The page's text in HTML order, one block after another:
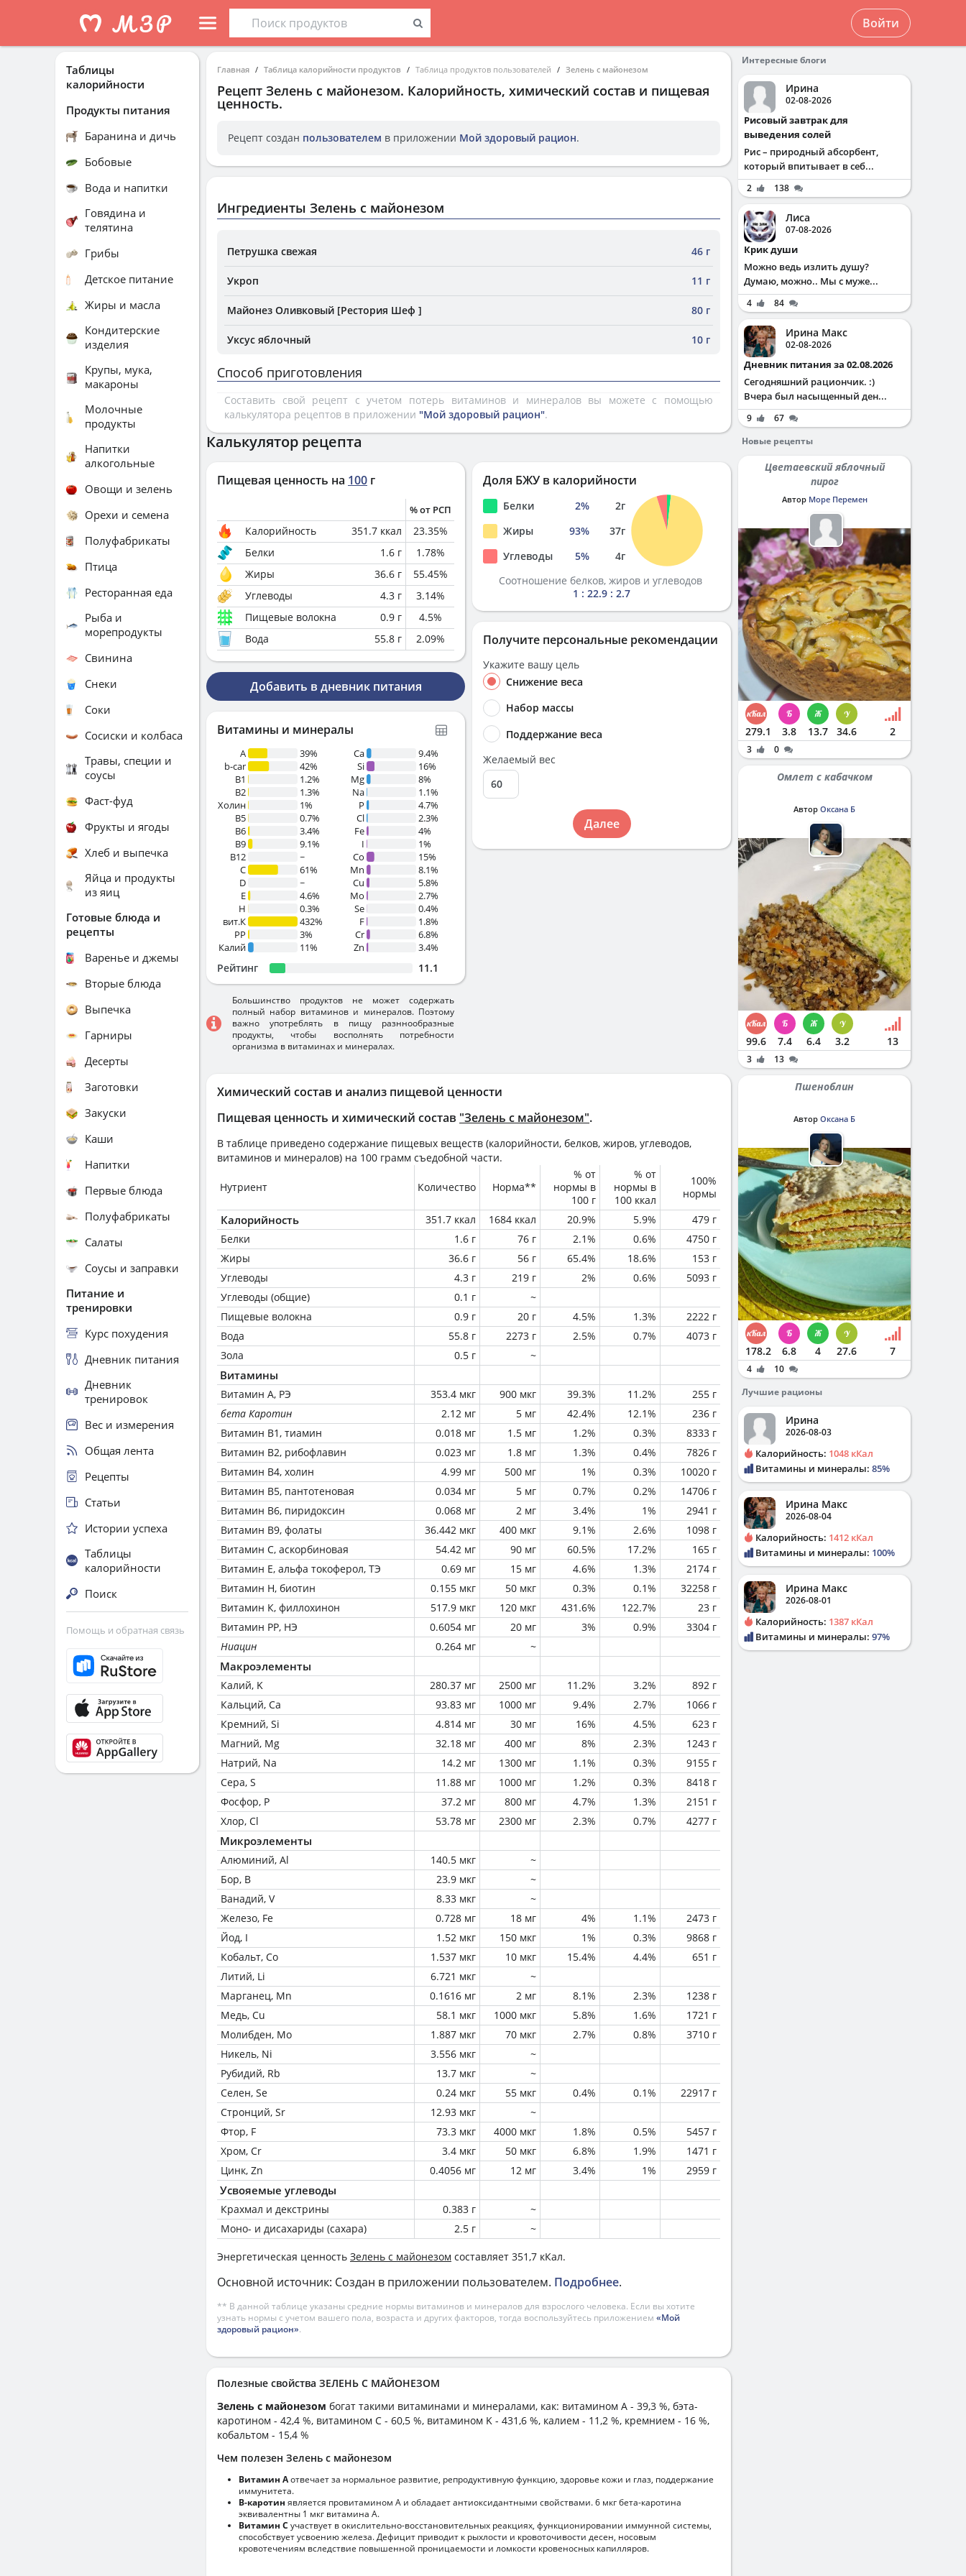
Войти
Главная Таблица калорийности продуктов Таблица продуктов пользователей Зелень с майонезом
Рецепт Зелень с майонезом. Калорийность, химический состав и пищевая
ценность.
Рецепт создан пользователем в приложении Мой здоровый рацион.
Ингредиенты Зелень с майонезом
Петрушка свежая 46 г
Укроп 11 г
Майонез Оливковый [Рестория Шеф ] 80 г
Уксус яблочный 10 г
Способ приготовления
Составить свой рецепт с учетом потерь витаминов и минералов вы можете с помощью
калькулятора рецептов в приложении "Мой здоровый рацион".
Химический состав и анализ пищевой ценности
Пищевая ценность и химический состав "Зелень с майонезом".
В таблице приведено содержание пищевых веществ (калорийности, белков, жиров, углеводов,
витаминов и минералов) на 100 грамм съедобной части.
Нутриент Количество Норма**
% от
нормы в
100 г
% от
нормы в
100 ккал
100%
нормы
Калорийность 351.7 ккал 1684 ккал 20.9% 5.9%
479 г
Белки
1.6 г 76 г 2.1% 0.6%
4750 г
Жиры
36.6 г 56 г 65.4% 18.6%
153 г
Углеводы
4.3 г 219 г 2% 0.6%
5093 г
Углеводы (общие)
0.1 г
~
Пищевые волокна
0.9 г 20 г 4.5% 1.3%
2222 г
Вода
55.8 г 2273 г 2.5% 0.7%
4073 г
Зола
0.5 г ~
Витамины
Витамин А, РЭ 353.4 мкг 900 мкг 39.3% 11.2%
255 г
бета Каротин
2.12 мг 5 мг 42.4% 12.1%
236 г
Витамин В1, тиамин
0.018 мг 1.5 мг 1.2% 0.3%
8333 г
Витамин В2, рибофлавин
0.023 мг 1.8 мг 1.3% 0.4%
7826 г
Витамин В4, холин
4.99 мг 500 мг 1% 0.3%
10020 г
Витамин В5, пантотеновая
0.034 мг 5 мг 0.7% 0.2%
14706 г
Витамин В6, пиридоксин
0.068 мг 2 мг 3.4% 1%
2941 г
Витамин В9, фолаты
36.442 мкг 400 мкг 9.1% 2.6%
1098 г
Витамин C, аскорбиновая
54.42 мг 90 мг 60.5% 17.2%
165 г
Витамин Е, альфа токоферол, ТЭ
0.69 мг 15 мг 4.6% 1.3%
2174 г
Витамин Н, биотин
0.155 мкг 50 мкг 0.3% 0.1%
32258 г
Витамин К, филлохинон
517.9 мкг 120 мкг 431.6% 122.7%
23 г
Витамин РР, НЭ
0.6054 мг 20 мг 3% 0.9%
3304 г
Ниацин
0.264 мг ~
Макроэлементы
Калий, K 280.37 мг 2500 мг 11.2% 3.2%
892 г
Кальций, Ca
93.83 мг 1000 мг 9.4% 2.7%
1066 г
Кремний, Si
4.814 мг 30 мг 16% 4.5%
623 г
Магний, Mg
32.18 мг 400 мг 8% 2.3%
1243 г
Натрий, Na
14.2 мг 1300 мг 1.1% 0.3%
9155 г
Сера, S
11.88 мг 1000 мг 1.2% 0.3%
8418 г
Фосфор, P
37.2 мг 800 мг 4.7% 1.3%
2151 г
Хлор, Cl
53.78 мг 2300 мг 2.3% 0.7% 4277 г
Микроэлементы
Алюминий, Al 140.5 мкг
~
Бор, B
23.9 мкг
~
Ванадий, V
8.33 мкг
~
Железо, Fe
0.728 мг 18 мг 4% 1.1%
2473 г
Йод, I
1.52 мкг 150 мкг 1% 0.3%
9868 г
Кобальт, Co
1.537 мкг 10 мкг 15.4% 4.4%
651 г
Литий, Li
6.721 мкг
~
Марганец, Mn
0.1616 мг 2 мг 8.1% 2.3%
1238 г
Медь, Cu
58.1 мкг 1000 мкг 5.8% 1.6%
1721 г
Молибден, Mo
1.887 мкг 70 мкг 2.7% 0.8%
3710 г
Никель, Ni
3.556 мкг
~
Рубидий, Rb
13.7 мкг
~
Селен, Se
0.24 мкг 55 мкг 0.4% 0.1%
22917 г
Стронций, Sr
12.93 мкг
~
Фтор, F
73.3 мкг 4000 мкг 1.8% 0.5%
5457 г
Хром, Cr
3.4 мкг 50 мкг 6.8% 1.9%
1471 г
Цинк, Zn
0.4056 мг 12 мг 3.4% 1% 2959 г
Усвояемые углеводы
Крахмал и декстрины 0.383 г
~
Моно- и дисахариды (сахара)
2.5 г ~
Энергетическая ценность Зелень с майонезом составляет 351,7 кКал.
Основной источник: Создан в приложении пользователем. Подробнее.
** В данной таблице указаны средние нормы витаминов и минералов для взрослого человека. Если вы хотите
узнать нормы с учетом вашего пола, возраста и других факторов, тогда воспользуйтесь приложением «Мой
здоровый рацион».
Калькулятор рецепта
Пищевая ценность на 100 г
% от РСП
Калорийность 351.7 ккал 23.35%
Белки
1.6 г 1.78%
Жиры
36.6 г 55.45%
Углеводы
4.3 г 3.14%
Пищевые волокна
0.9 г 4.5%
Вода
55.8 г 2.09%
Добавить в дневник питания
Витамины и минералы
A
39%
b-car
42%
В1
1.2%
B2
1.3%
Холин
1%
B5
0.7%
B6
3.4%
B9
9.1%
B12
~
C
61%
D
~
E
4.6%
H
0.3%
вит.К
432%
PP
3%
Калий
11%
Ca
9.4%
Si
16%
Mg
8%
Na
1.1%
P
4.7%
Cl
2.3%
Fe
4%
I
1%
Co
15%
Mn
8.1%
Cu
5.8%
Mo
2.7%
Se
0.4%
F
1.8%
Cr
6.8%
Zn
3.4%
Рейтинг 11.1
Большинство продуктов не может содержать
полный набор витаминов и минералов. Поэтому
важно употреблять в пищу разннообразные
продукты, чтобы восполнять потребности
организма в витаминах и минералах.
Доля БЖУ в калорийности
Белки 2% 2г
Жиры
93% 37г
Углеводы
5% 4г
Соотношение белков, жиров и углеводов
1 : 22.9 : 2.7
Получите персональные рекомендации
Укажите вашу цель
Снижение веса
Набор массы
Поддержание веса
Желаемый вес
Далее
Полезные свойства ЗЕЛЕНЬ С МАЙОНЕЗОМ
Зелень с майонезом богат такими витаминами и минералами, как: витамином А - 39,3 %, бэта-
каротином - 42,4 %, витамином C - 60,5 %, витамином K - 431,6 %, калием - 11,2 %, кремнием - 16 %,
кобальтом - 15,4 %
Чем полезен Зелень с майонезом
Витамин Аотвечает за нормальное развитие, репродуктивную функцию, здоровье кожи и глаз, поддержание
иммунитета.
В-каротин является провитамином А и обладает антиоксидантными свойствами. 6 мкг бета-каротина
эквивалентны 1 мкг витамина А.
Витамин С участвует в окислительно-восстановительных реакциях, функционировании иммунной системы,
способствует усвоению железа. Дефицит приводит к рыхлости и кровоточивости десен, носовым
кровотечениям вследствие повышенной проницаемости и ломкости кровеносных капилляров.
Таблицы
калорийности
Продукты питания
Баранина и дичь
Бобовые
Вода и напитки
Говядина и
телятина
Грибы
Детское питание
Жиры и масла
Кондитерские
изделия
Крупы, мука,
макароны
Молочные
продукты
Напитки
алкогольные
Овощи и зелень
Орехи и семена
Полуфабрикаты
Птица
Ресторанная еда
Рыба и
морепродукты
Свинина
Снеки
Соки
Сосиски и колбаса
Травы, специи и
соусы
Фаст-фуд
Фрукты и ягоды
Хлеб и выпечка
Яйца и продукты
из яиц
Готовые блюда и
рецепты
Варенье и джемы
Вторые блюда
Выпечка
Гарниры
Десерты
Заготовки
Закуски
Каши
Напитки
Первые блюда
Полуфабрикаты
Салаты
Соусы и заправки
Питание и
тренировки
Курс похудения
Дневник питания
Дневник
тренировок
Вес и измерения
Общая лента
Рецепты
Статьи
Истории успеха
Таблицы
калорийности
Поиск
Помощь и обратная связь
Интересные блоги
Ирина
02-08-2026
Рисовый завтрак для
выведения солей
Рис – природный абсорбент,
который впитывает в себ...
2 138
Лиса
07-08-2026
Крик души
Можно ведь излить душу?
Думаю, можно.. Мы с муже...
4 84
Ирина Макс
02-08-2026
Дневник питания за 02.08.2026
Сегодняшний рациончик. :)
Вчера был насыщенный ден...
9
67
Новые рецепты
Цветаевский яблочный
пирог
Автор Море Перемен
279.1 3.8 13.7 34.6 2
3 0
Омлет с кабачком
Автор Оксана Б
99.6 7.4 6.4 3.2 13
3 13
Пшеноблин
Автор Оксана Б
178.2 6.8 4 27.6 7
4
10
Лучшие рационы
Ирина
2026-08-03
Калорийность: 1048 кКал
Витамины и минералы: 85%
Ирина Макс
2026-08-04
Калорийность: 1412 кКал
Витамины и минералы: 100%
Ирина Макс
2026-08-01
Калорийность: 1387 кКал
Витамины и минералы: 97%